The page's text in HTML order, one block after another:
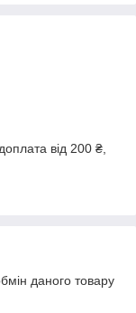
від 200 ₴,
даного товару